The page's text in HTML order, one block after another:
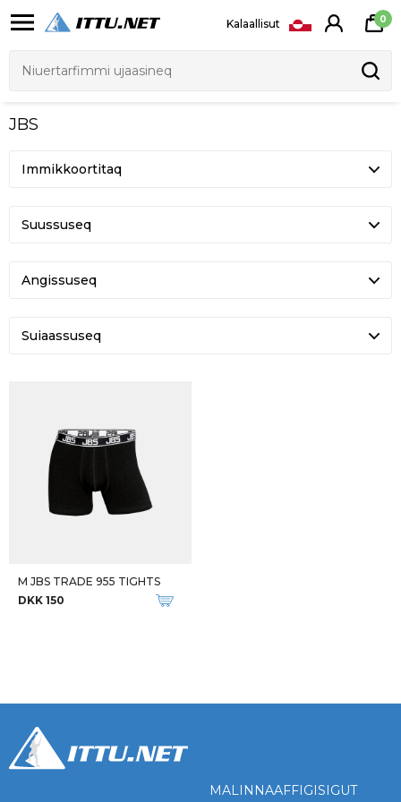
Kalaallisut 0
JBS
Suussuseq
Angissuseq
Suiaassuseq
M JBS TRADE 955 TIGHTS
DKK 150
MALINNAAFFIGISIGUT